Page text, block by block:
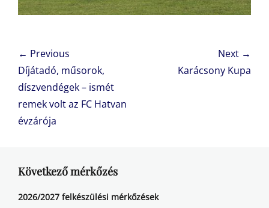
Bejegyzés
navigáció
← Previous
Previous
post:
Díjátadó, műsorok,
díszvendégek – ismét
remek volt az FC Hatvan
évzárója
Next →
Karácsony Kupa
Következő mérkőzés
2026/2027 felkészülési mérkőzések